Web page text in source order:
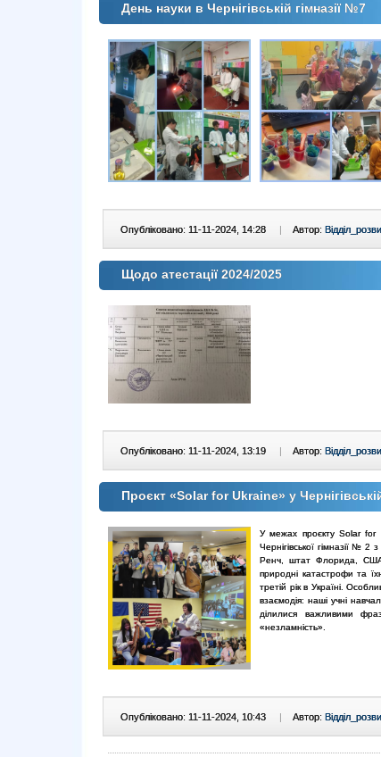
День науки в Чернігівській гімназії №7
Опубліковано: 11-11-2024, 14:28 | Автор:
Щодо атестації 2024/2025
Опубліковано: 11-11-2024, 13:19 | Автор:
Проєкт «Solar for Ukraine» у
У межах проєкту Solar for
Чернігівської гімназії №
Ренч, штат Флорида, США.
природні катастрофи та
третій рік в Україні.
взаємодія: наші учні
ділилися важливими
«незламність».
Опубліковано: 11-11-2024, 10:43 | Автор: